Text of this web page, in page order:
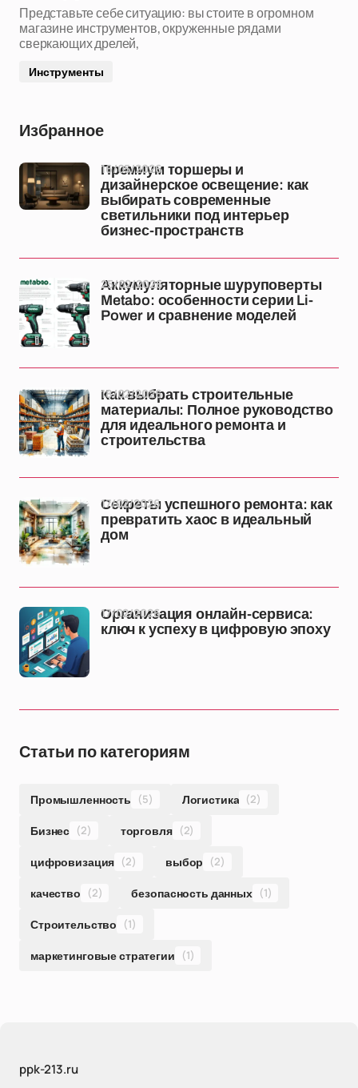
Представьте себе ситуацию: вы стоите в огромном
магазине инструментов, окруженные рядами
сверкающих дрелей,
Инструменты
Избранное
Премиум торшеры и
дизайнерское освещение: как
выбирать современные
светильники под интерьер
бизнес-пространств
16/05/2026
Аккумуляторные шуруповерты
Metabo: особенности серии Li-
Power и сравнение моделей
25/02/2026
Как выбрать строительные
материалы: Полное руководство
для идеального ремонта и
строительства
18/02/2026
Секреты успешного ремонта: как
превратить хаос в идеальный
дом
17/02/2026
Организация онлайн-сервиса:
ключ к успеху в цифровую эпоху
17/02/2026
Статьи по категориям
Промышленность (5) Логистика (2)
Бизнес (2) торговля (2)
цифровизация (2) выбор (2)
качество (2) безопасность данных (1)
Строительство (1)
маркетинговые стратегии (1)
ppk-213.ru